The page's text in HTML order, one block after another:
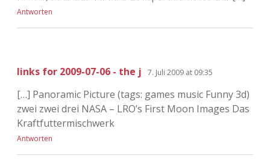
Antworten
links for 2009-07-06 - the j 7. Juli 2009 at 09:35
[…] Panoramic Picture (tags: games music Funny 3d)
zwei zwei drei NASA – LRO’s First Moon Images Das
Kraftfuttermischwerk
Antworten